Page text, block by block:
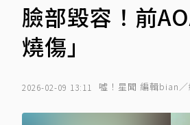
臉部毀容！前
燒傷」
2026-02-09 13:11 噓！星聞 編輯bian